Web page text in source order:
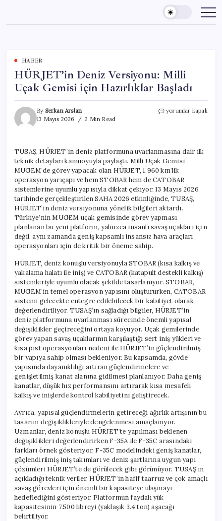
content
HABER
HÜRJET’in Deniz Versiyonu: Milli
Uçak Gemisi için Hazırlıklar Başladı
By Serkan Arslan
13 Mayıs 2026
2 Min Read
HÜRJET’in
Gemisi
için
Hazırlıklar
Başladı
için
yorumlar kapalı
TUSAŞ, HÜRJET’in deniz platformuna uyarlanmasına dair ilk
teknik detayları kamuoyuyla paylaştı. Milli Uçak Gemisi
MUGEM’de görev yapacak olan HÜRJET, 1.960 km’lik
operasyon yarıçapı ve hem STOBAR hem de CATOBAR
sistemlerine uyumlu yapısıyla dikkat çekiyor. 13 Mayıs 2026
tarihinde gerçekleştirilen SAHA 2026 etkinliğinde, TUSAŞ,
HÜRJET’in deniz versiyonuna yönelik bilgileri aktardı.
Türkiye’nin MUGEM uçak gemisinde görev yapması
planlanan bu yeni platform, yalnızca insanlı savaş uçakları için
değil, aynı zamanda geniş kapsamlı insansız hava araçları
operasyonları için de kritik bir öneme sahip.
HÜRJET, deniz konuşlu versiyonuyla STOBAR (kısa kalkış ve
yakalama halatı ile iniş) ve CATOBAR (katapult destekli kalkış)
sistemleriyle uyumlu olacak şekilde tasarlanıyor. STOBAR,
MUGEM’in temel operasyon yapısını oluştururken, CATOBAR
sistemi gelecekte entegre edilebilecek bir kabiliyet olarak
değerlendiriliyor. TUSAŞ’ın sağladığı bilgiler, HÜRJET’in
deniz platformuna uyarlanması sürecinde önemli yapısal
değişiklikler geçireceğini ortaya koyuyor. Uçak gemilerinde
görev yapan savaş uçaklarının karşılaştığı sert iniş yükleri ve
kısa pist operasyonları nedeni ile HÜRJET’in güçlendirilmiş
bir yapıya sahip olması bekleniyor. Bu kapsamda, gövde
yapısında dayanıklılığı artıran güçlendirmelere ve
genişletilmiş kanat alanına gidilmesi planlanıyor. Daha geniş
kanatlar, düşük hız performansını artırarak kısa mesafeli
kalkış ve inişlerde kontrol kabiliyetini geliştirecek.
Ayrıca, yapısal güçlendirmelerin getireceği ağırlık artışının bu
tasarım değişiklikleriyle dengelenmesi amaçlanıyor.
Uzmanlar, deniz konuşlu HÜRJET’te yapılması beklenen
değişiklikleri değerlendirirken F-35A ile F-35C arasındaki
farkları örnek gösteriyor. F-35C modelindeki geniş kanatlar,
güçlendirilmiş iniş takımları ve deniz şartlarına uygun yapı
çözümleri HÜRJET’te de görülecek gibi görünüyor. TUSAŞ’ın
açıkladığı teknik veriler, HÜRJET’in hafif taarruz ve çok amaçlı
savaş görevleri için önemli bir kapasiteye ulaşmayı
hedeflediğini gösteriyor. Platformun faydalı yük
kapasitesinin 7.500 libreyi (yaklaşık 3.4 ton) aşacağı
belirtiliyor.